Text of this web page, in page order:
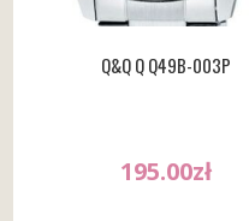
Q&Q Q Q49B-003P
195.00zł